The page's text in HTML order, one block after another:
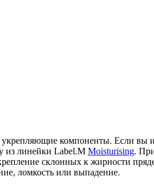
укрепляющие компоненты. Если
из линейки Label.M Moisturising.
склонных к жирности
ломкость или выпадение.